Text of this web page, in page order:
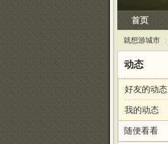
首页
就想游城市
›
动态
好友的动态
我的动态
随便看看